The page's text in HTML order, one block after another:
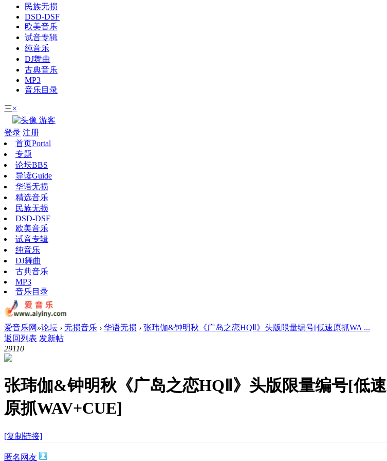
民族无损
DSD-DSF
欧美音乐
试音专辑
纯音乐
DJ舞曲
古典音乐
MP3
音乐目录
三×
游客
登录 注册
首页Portal
专题
论坛BBS
导读Guide
华语无损
精选音乐
民族无损
DSD-DSF
欧美音乐
试音专辑
纯音乐
DJ舞曲
古典音乐
MP3
音乐目录
爱音乐网 »论坛 › 无损音乐 › 华语无损 › 张玮伽&钟明秋《广岛之恋HQⅡ》头版限量编号[低速原抓WA ...
返回列表 发新帖
29110
张玮伽&钟明秋《广岛之恋HQⅡ》头版限量编号[低速
原抓WAV+CUE]
[复制链接]
匿名网友